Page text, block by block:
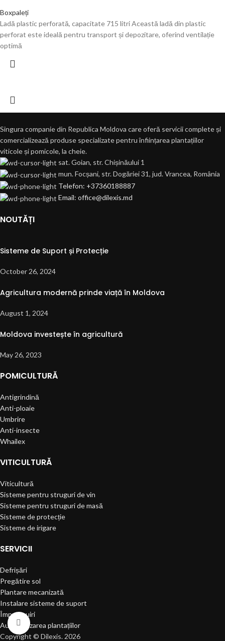
Click to enlarge
Boxpaleți
Ladă plastic perforată, capacitate 715 litri Această ladă din plastic
perforat este ideală pentru transport și depozitare, oferind ventilație
optimă
Singura companie din Republica Moldova care oferă servicii complete și
comercializează produse specializate pentru înființarea plantațiilor
viticole și pomicole, la cheie.
sat. Goian, str. Chișinăului 1
mun. Focșani, str. Dogăriei 31, jud. Vrancea, România
Telefon: +37360188887
Email: office@dilexis.md
NOUTĂȚI
Sisteme de Suport și Protecție
October 26, 2024
Agricultura modernă prinde viață în Moldova
August 1, 2024
Moldova investește în agricultură
May 26, 2023
POMICULTURĂ
Antigrindină
Anti-ploaie
Umbrire
Anti-insecte
Whailex
VITICULTURĂ
Viticultură
Sisteme pentru struguri de vin
Sisteme pentru struguri de masă
Sisteme de protecție
Sisteme de irigare
SERVICII
Defrișări
Pregătire sol
Plantare mecanizată
Instalare sisteme de suport
Împrejmuiri
Automatizarea plantațiilor
Copyright © Dilexis. 2026